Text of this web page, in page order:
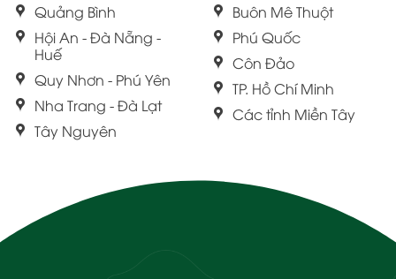
Quảng Bình
Hội An - Đà Nẵng -
Huế
Quy Nhơn - Phú Yên
Nha Trang - Đà Lạt
Tây Nguyên
Buôn Mê Thuột
Phú Quốc
Côn Đảo
TP. Hồ Chí Minh
Các tỉnh Miền Tây